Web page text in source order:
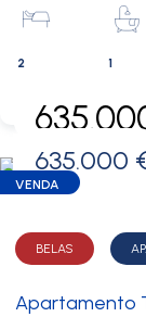
2 1
0 €
635.000
VENDA
BELAS
Apartamento